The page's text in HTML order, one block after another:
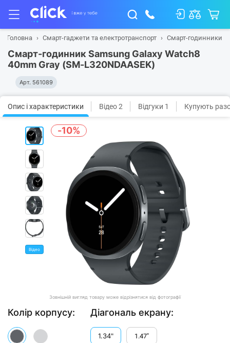
Головна Смарт-гаджети та електротранспорт Смарт-годинники
Смарт-годинник Samsung Galaxy Watch8
40mm Gray (SM-L320NDAASEK)
Арт. 561089
Опис і характеристики Відео 2 Відгуки 1 Купують
Відео
-10%
Зовнішній вигляд товару може відрізнятися від фотографії
Колір корпусу: Діагональ екрану:
1.34" 1.47"